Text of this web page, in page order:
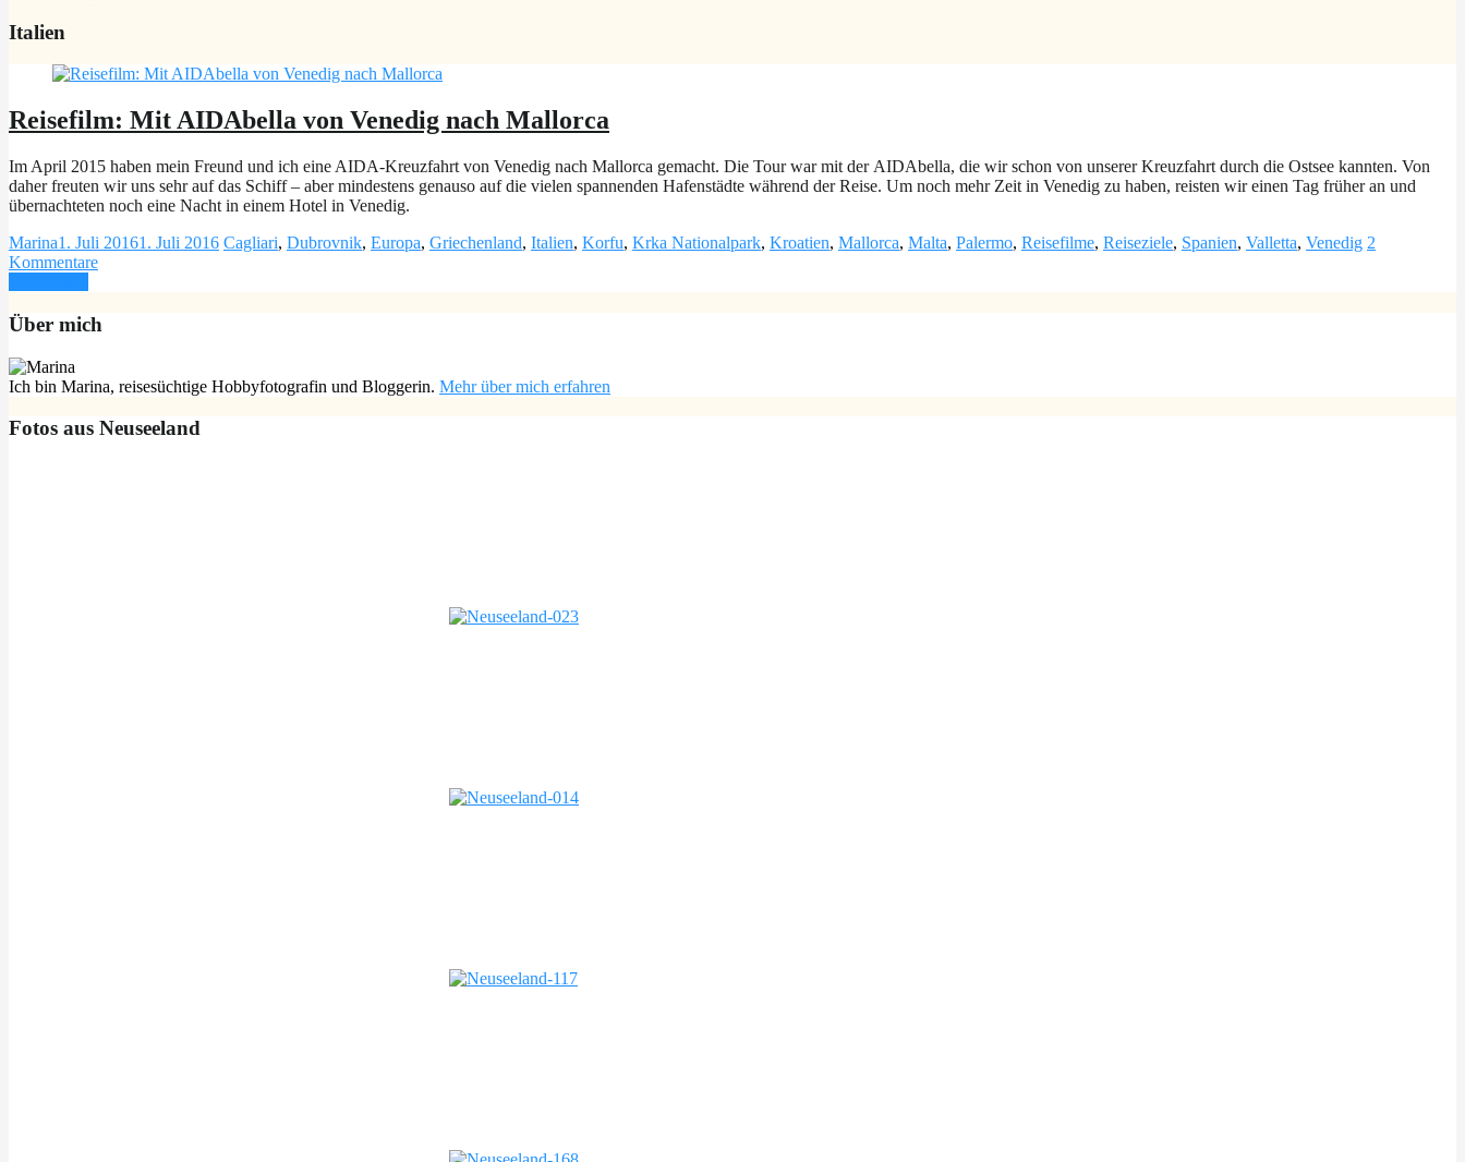
Italien
Reisefilm: Mit AIDAbella von Venedig nach Mallorca
Im April 2015 haben mein Freund und ich eine AIDA-Kreuzfahrt von Venedig nach Mallorca gemacht. Die Tour war mit der AIDAbella, die wir schon von unserer Kreuzfahrt durch die Ostsee kannten. Von
daher freuten wir uns sehr auf das Schiff – aber mindestens genauso auf die vielen spannenden Hafenstädte während der Reise. Um noch mehr Zeit in Venedig zu haben, reisten wir einen Tag früher an und
übernachteten noch eine Nacht in einem Hotel in Venedig.
Marina1. Juli 20161. Juli 2016 Cagliari, Dubrovnik, Europa, Griechenland, Italien, Korfu, Krka Nationalpark, Kroatien, Mallorca, Malta, Palermo, Reisefilme, Reiseziele, Spanien, Valletta, Venedig 2
Kommentare
Über mich
Ich bin Marina, reisesüchtige Hobbyfotografin und Bloggerin. Mehr über mich erfahren
Fotos aus Neuseeland